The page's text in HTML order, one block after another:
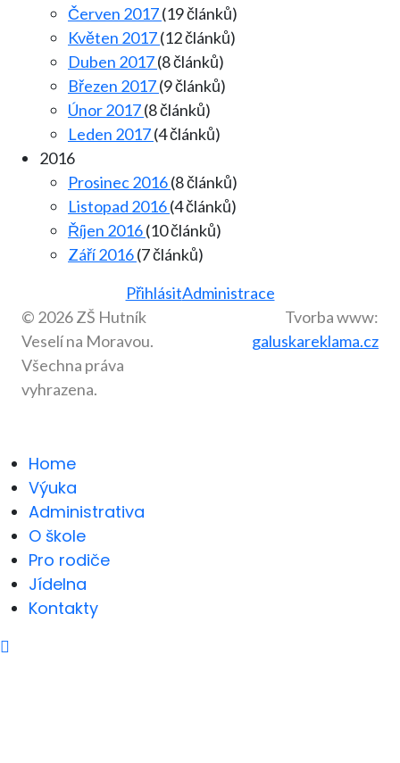
Červen 2017(19 článků)
Květen 2017(12 článků)
Duben 2017(8 článků)
Březen 2017(9 článků)
Únor 2017(8 článků)
Leden 2017(4 článků)
2016
Prosinec 2016(8 článků)
Listopad 2016(4 článků)
Říjen 2016(10 článků)
Září 2016(7 článků)
PřihlásitAdministrace
© 2026 ZŠ Hutník
Veselí na Moravou.
Všechna práva
vyhrazena.
Tvorba www:
galuskareklama.cz
Home
Výuka
Administrativa
O škole
Pro rodiče
Jídelna
Kontakty